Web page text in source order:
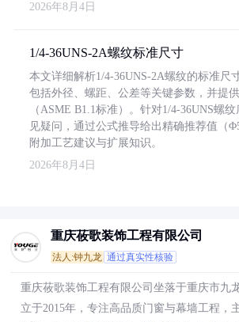
2026年8月4日
1/4-36UNS-2A螺纹标准尺寸
本文详细解析1/4-36UNS-2A螺纹的标准尺
包括外径、螺距、公差等关键参数，并提
（ASME B1.1标准）。针对1/4-36UNS螺
见疑问，通过公式推导给出精确推荐值（
附加工艺建议与扩展知识。
2026年8月4日
重庆莜歌装饰工程有限公司
法人:钟九龙 通过真实性核验
重庆莜歌装饰工程有限公司坐落于重庆市九
立于2015年，专注高品质门窗与幕墙工程，